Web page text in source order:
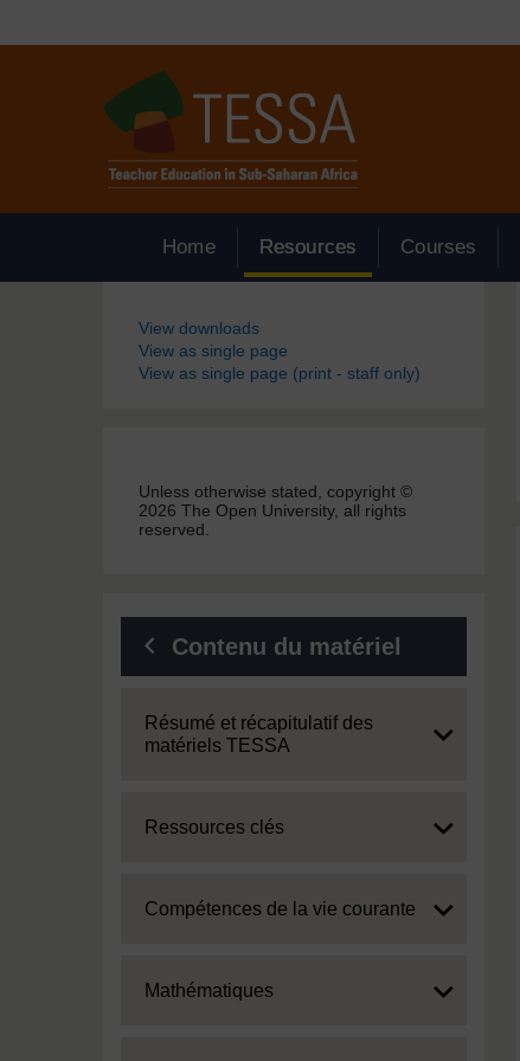
Home Resources Courses
Blocs
View downloads
View as single page
View as single page (print - staff only)
Unless otherwise stated, copyright ©
2026 The Open University, all rights
reserved.
Contenu du matériel
Expand
Résumé et récapitulatif des
matériels TESSA
Expand
Ressources clés
Expand
Compétences de la vie courante
Expand
Mathématiques